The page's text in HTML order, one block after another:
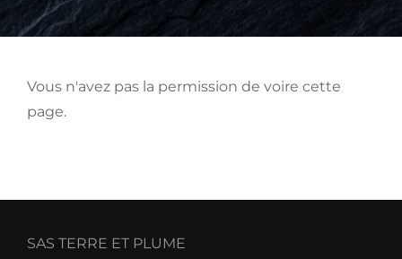
Vous n'avez pas la permission de voire cette
page.
SAS TERRE ET PLUME